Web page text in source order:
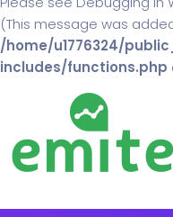
(This message was
/home/u1776324/
includes/functions.php